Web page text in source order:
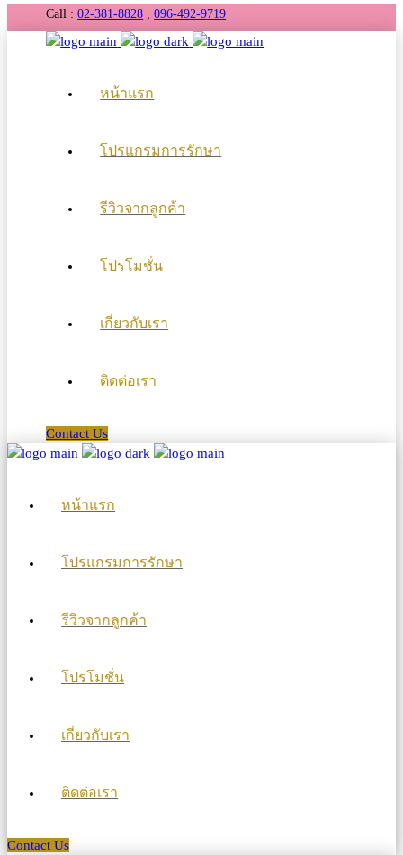
Call :02-381-8828 ,096-492-9719
หน้าแรก
โปรแกรมการรักษา
รีวิวจากลูกค้า
โปรโมชั่น
เกี่ยวกับเรา
ติดต่อเรา
Contact Us
หน้าแรก
โปรแกรมการรักษา
รีวิวจากลูกค้า
โปรโมชั่น
เกี่ยวกับเรา
ติดต่อเรา
Contact Us